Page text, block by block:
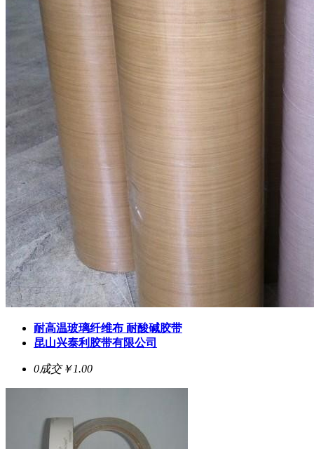
耐高温玻璃纤维布 耐酸碱胶带
昆山兴泰利胶带有限公司
0成交￥1.00